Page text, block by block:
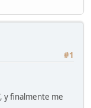
#1
y finalmente me